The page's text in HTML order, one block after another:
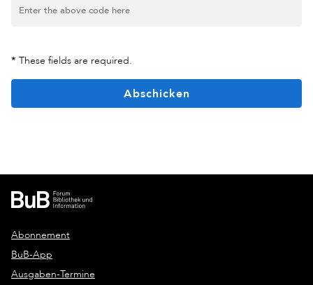
* These fields are required.
Abschicken
Abonnement
BuB-App
Ausgaben-Termine